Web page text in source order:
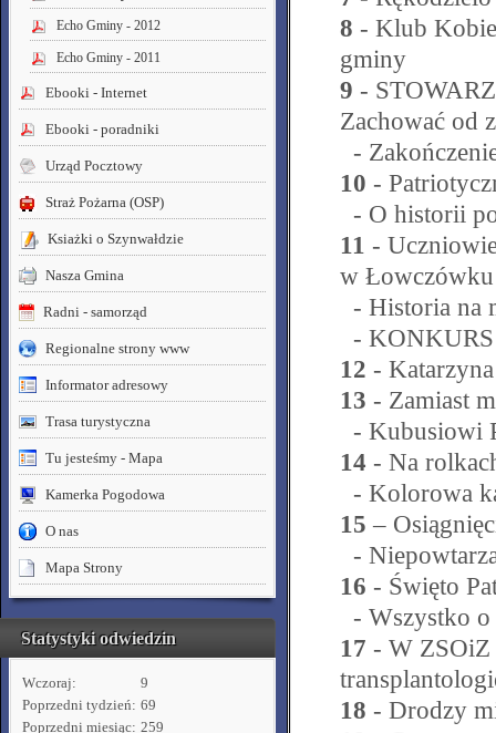
Echo Gminy - 2012
Echo Gminy - 2011
Ebooki - Internet
Ebooki - poradniki
Urząd Pocztowy
Straż Pożarna (OSP)
Ksiażki o Szynwałdzie
Nasza Gmina
Radni - samorząd
Regionalne strony www
Informator adresowy
Trasa turystyczna
Tu jesteśmy - Mapa
Kamerka Pogodowa
O nas
Mapa Strony
Statystyki odwiedzin
Wczoraj:
9
Poprzedni tydzień: 69
Poprzedni miesiąc: 259
8 - Klub
gminy
9 -
Zachować od
-
10 -
- O historii
11 -
w Łowczówku
- Historia na
-
12 -
13 - Zamiast
- Kubusiowi
14 - Na
- Kolorowa
15 –
-
16 - Święto
- Wszystko
17 - W ZSOiZ
18 - Drodzy